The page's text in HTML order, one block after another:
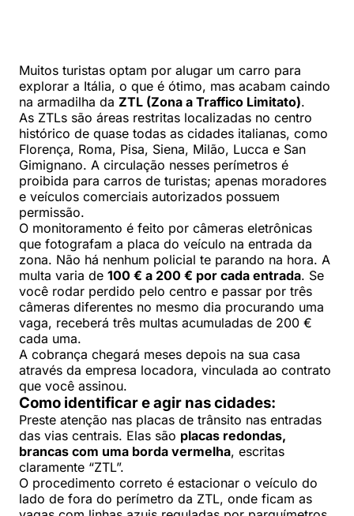
Muitos turistas optam por alugar um carro para
explorar a Itália, o que é ótimo, mas acabam caindo
na armadilha da ZTL (Zona a Traffico Limitato).
As ZTLs são áreas restritas localizadas no centro
histórico de quase todas as cidades italianas, como
Florença, Roma, Pisa, Siena, Milão, Lucca e San
Gimignano. A circulação nesses perímetros é
proibida para carros de turistas; apenas moradores
e veículos comerciais autorizados possuem
permissão.
O monitoramento é feito por câmeras eletrônicas
que fotografam a placa do veículo na entrada da
zona. Não há nenhum policial te parando na hora. A
multa varia de 100 € a 200 € por cada entrada. Se
você rodar perdido pelo centro e passar por três
câmeras diferentes no mesmo dia procurando uma
vaga, receberá três multas acumuladas de 200 €
cada uma.
A cobrança chegará meses depois na sua casa
através da empresa locadora, vinculada ao contrato
que você assinou.
Como identificar e agir nas cidades:
Preste atenção nas placas de trânsito nas entradas
das vias centrais. Elas são placas redondas,
brancas com uma borda vermelha, escritas
claramente “ZTL”.
O procedimento correto é estacionar o veículo do
lado de fora do perímetro da ZTL, onde ficam as